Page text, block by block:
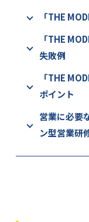
「THE
「THE
失敗例
「THE
ポイント
営業に必要
ン型営業研